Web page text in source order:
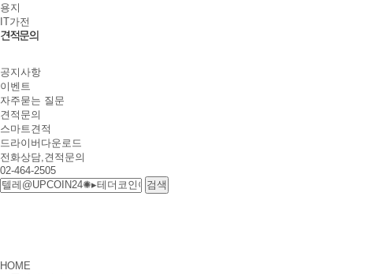
용지
IT가전
공지사항
이벤트
자주묻는 질문
견적문의
스마트견적
드라이버다운로드
전화상담,견적문의
02-464-2505
HOME